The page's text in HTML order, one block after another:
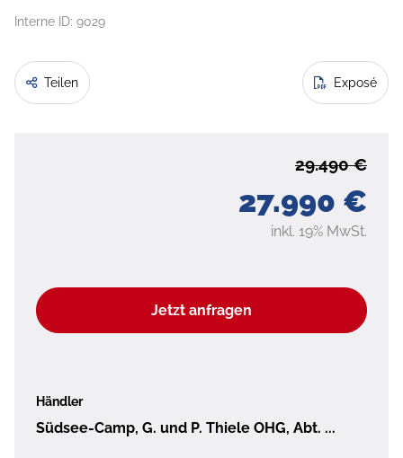
Interne ID: 9029
Teilen Exposé
27.990 €
29.490 €
inkl. 19% MwSt.
Jetzt anfragen
Händler
Südsee-Camp, G. und P. Thiele OHG, Abt. ...